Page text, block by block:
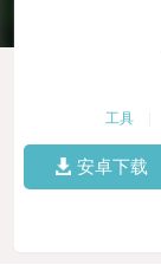
工具
安卓下载